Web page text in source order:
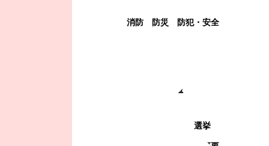
消防 防災 防犯・安全
町政情報
選挙